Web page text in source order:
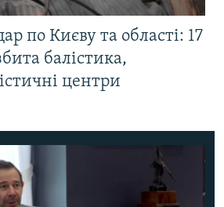
по Києву та області: 17
балістика,
центри